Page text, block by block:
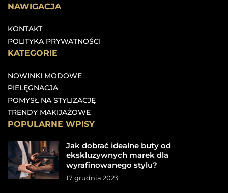
NAWIGACJA
KONTAKT
POLITYKA PRYWATNOŚCI
KATEGORIE
NOWINKI MODOWE
PIELĘGNACJA
POMYSŁ NA STYLIZACJĘ
TRENDY MAKIJAŻOWE
POPULARNE WPISY
Jak dobrać idealne buty od
ekskluzywnych marek dla
wyrafinowanego stylu?
17 grudnia 2023